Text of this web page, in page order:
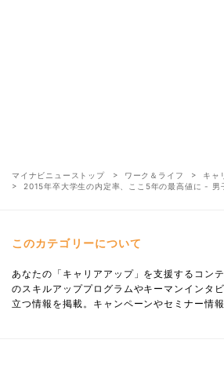
マイナビニューストップ ワーク＆ライフ
キャ
2015年卒大学生の内定率、ここ5年の最高値に - 男
このカテゴリーについて
あなたの「キャリアアップ」を支援するコン
のスキルアッププログラムやキーマンインタ
立つ情報を掲載。キャンペーンやセミナー情報